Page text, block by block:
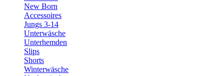
New Born
Accessoires
Jungs 3-14
Unterwäsche
Unterhemden
Slips
Shorts
Winterwäsche